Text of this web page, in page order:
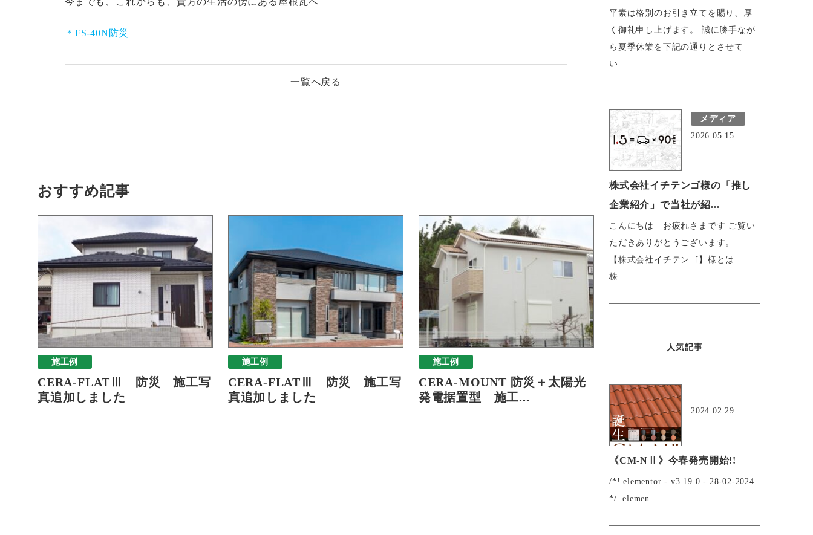
＊FS-40N防災
一覧へ戻る
おすすめ記事
施工例
CERA-FLATⅢ 防災 施工写
真追加しました
施工例
CERA-FLATⅢ 防災 施工写
真追加しました
施工例
CERA-MOUNT 防災＋太陽光
発電据置型 施工...
平素は格別のお引き立てを賜り、厚
く御礼申し上げます。 誠に勝手なが
ら夏季休業を下記の通りとさせて
い...
メディア
2026.05.15
株式会社イチテンゴ様の「推し
企業紹介」で当社が紹...
こんにちは お疲れさまです ご覧い
ただきありがとうございます。
【株式会社イチテンゴ】様とは
株...
人気記事
2024.02.29
《CM-NⅡ》今春発売開始!!
/*! elementor - v3.19.0 - 28-02-2024
*/ .elemen...